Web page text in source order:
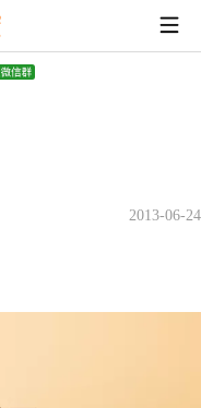
2013-06-24